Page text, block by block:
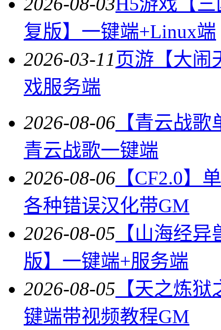
复版】一键端+Linux端
2026-03-11页游【大闹
戏服务端
2026-08-06 【青云战
青云战歌一键端
2026-08-06 【CF2.0】
各种错误汉化带GM
2026-08-05 【山海经
版】一键端+服务端
2026-08-05 【天之炼
键端带视频教程GM